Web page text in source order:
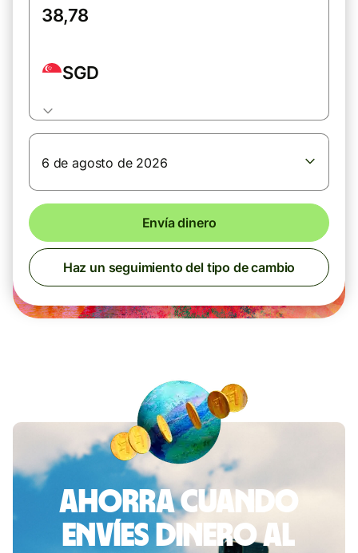
SGD
6 de agosto de 2026
Envía dinero
Haz un seguimiento del tipo de cambio
Ahorra cuando
envíes dinero al